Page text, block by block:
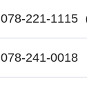
078-221-1115
078-241-0018